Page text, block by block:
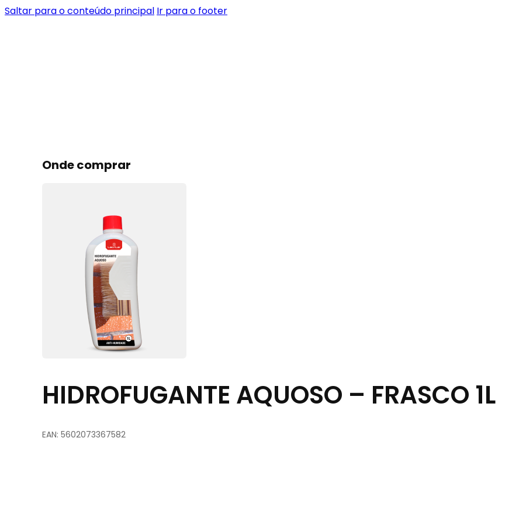
Saltar para o conteúdo principal Ir para o footer
Onde comprar
HIDROFUGANTE AQUOSO – FRASCO 1L
EAN: 5602073367582